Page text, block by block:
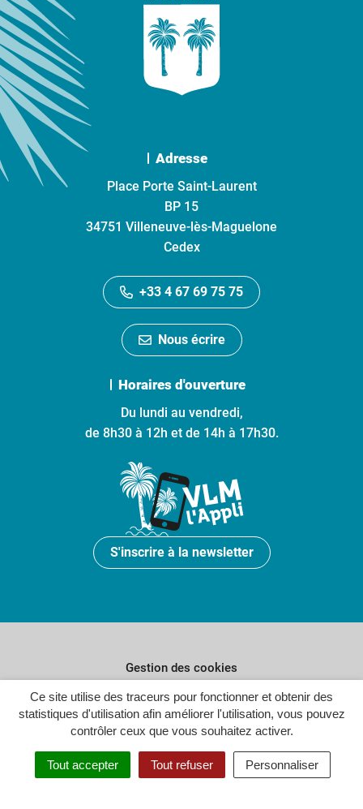
Ce site utilise des traceurs pour fonctionner et obtenir des
statistiques d'utilisation afin améliorer l'utilisation, vous pouvez
contrôler ceux que vous souhaitez activer.
Tout accepter Tout refuser Personnaliser
Adresse
Place Porte Saint-Laurent
BP 15
34751 Villeneuve-lès-Maguelone
Cedex
+33 4 67 69 75 75
Nous écrire
Horaires d'ouverture
Du lundi au vendredi,
de 8h30 à 12h et de 14h à 17h30.
S'inscrire à la newsletter
Gestion des cookies
Plan du site
Politique de confidentialité
Crédits